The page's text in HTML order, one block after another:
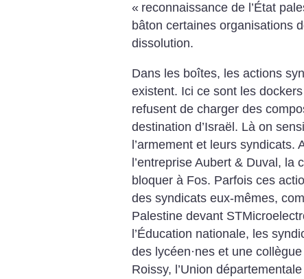
« reconnaissance de l’État
bâton certaines organisations
dissolution.
Dans les boîtes, les actions
existent. Ici ce sont les
refusent de charger des
destination d’Israël. Là on
l’armement et leurs syndicats.
l’entreprise Aubert & Duval, la
bloquer à Fos. Parfois ces
des syndicats eux-mêmes,
Palestine devant
l’Éducation nationale, les
des lycéen·nes et une
Roissy, l’Union